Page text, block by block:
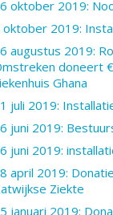
oktober 2019:
oktober 2019:
augustus 2019:
doneert
Ghana
juli 2019:
juni 2019:
juni 2019:
april 2019:
Ziekte
januari 2019: